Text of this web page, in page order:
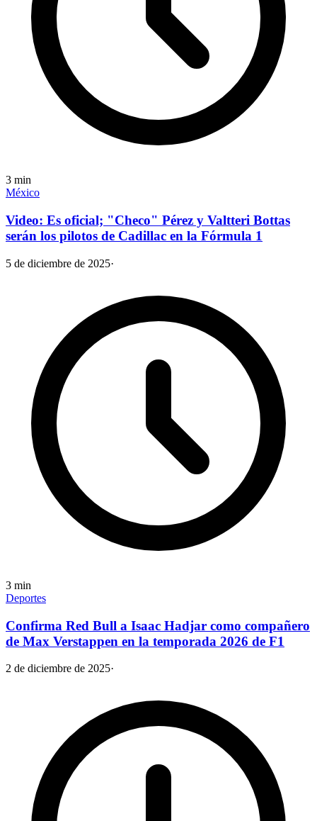
3 min
México
Video: Es oficial; "Checo" Pérez y Valtteri Bottas
serán los pilotos de Cadillac en la Fórmula 1
5 de diciembre de 2025·
3 min
Deportes
Confirma Red Bull a Isaac Hadjar como compañero
de Max Verstappen en la temporada 2026 de F1
2 de diciembre de 2025·